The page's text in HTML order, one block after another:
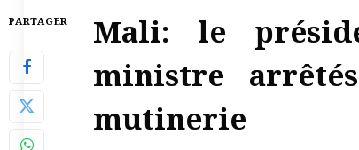
PARTAGER
Mali: le
ministre
mutinerie